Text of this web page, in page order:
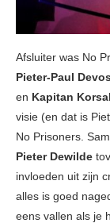
Afsluiter was No
Pieter-Paul Devos
en Kapitan
visie (en dat is
No Prisoners.
Pieter Dewilde
invloeden uit zijn
alles is goed
eens vallen als je